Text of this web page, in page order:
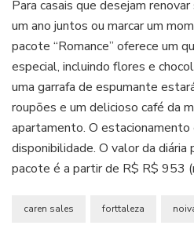
Para casais que desejam
um ano juntos ou marcar um
pacote “Romance” oferece um
especial, incluindo flores e
uma garrafa de espumante
roupões e um delicioso café da
apartamento. O
disponibilidade. O valor da diária
pacote é a partir de R$ R$ 953
caren sales forttaleza